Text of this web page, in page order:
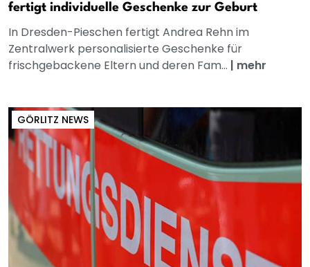
fertigt individuelle Geschenke zur Geburt
In Dresden-Pieschen fertigt Andrea Rehn im
Zentralwerk personalisierte Geschenke für
frischgebackene Eltern und deren Fam... | mehr
GÖRLITZ NEWS